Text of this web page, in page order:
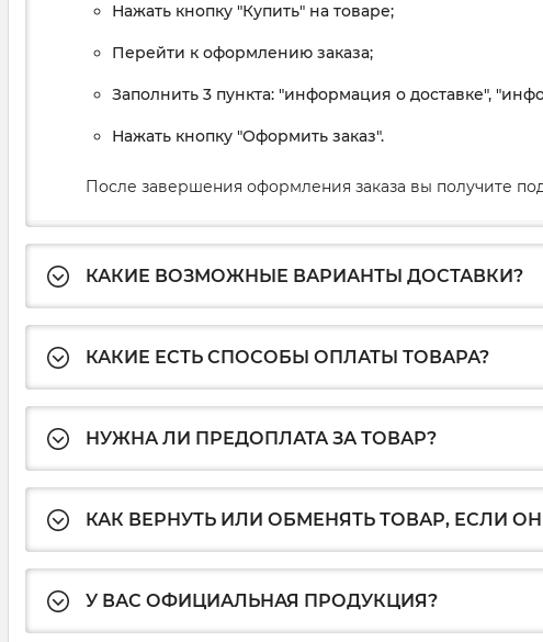
Нажать кнопку "Купить" на товаре;
Перейти к оформлению заказа;
Заполнить 3 пункта: "информация о доставке",
Нажать кнопку "Оформить заказ".
После завершения оформления заказа вы получите
КАКИЕ ВОЗМОЖНЫЕ ВАРИАНТЫ ДОСТАВКИ?
КАКИЕ ЕСТЬ СПОСОБЫ ОПЛАТЫ ТОВАРА?
НУЖНА ЛИ ПРЕДОПЛАТА ЗА ТОВАР?
КАК ВЕРНУТЬ ИЛИ ОБМЕНЯТЬ ТОВАР, ЕСЛИ
У ВАС ОФИЦИАЛЬНАЯ ПРОДУКЦИЯ?